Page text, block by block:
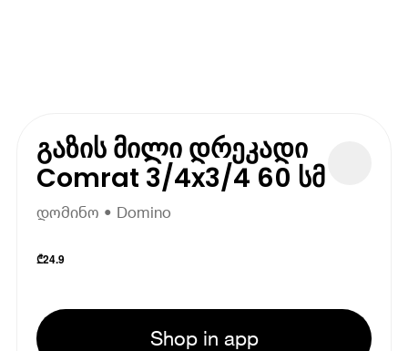
გაზის მილი დრეკადი
Comrat 3/4x3/4 60 სმ
დომინო • Domino
₾24.9
Shop in app